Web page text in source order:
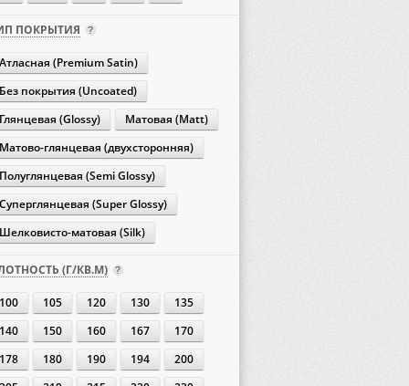
ПОКРЫТИЯ
Атласная (Premium Satin)
Без покрытия (Uncoated)
Глянцевая (Glossy)
Матовая (Matt)
Матово-глянцевая (двухсторонняя)
Полуглянцевая (Semi Glossy)
Суперглянцевая (Super Glossy)
Шелковисто-матовая (Silk)
(Г/КВ.М)
100 105 120 130
135
140
150 160 167
170
178
180 190 194
200